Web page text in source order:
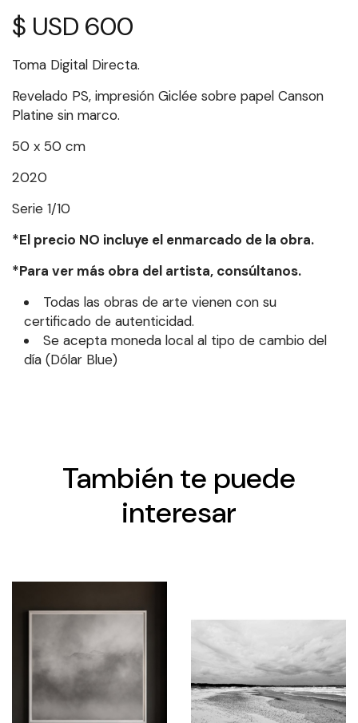
$ 600
Toma Digital Directa.
Revelado PS, impresión Giclée sobre papel Canson
Platine sin marco.
50 x 50 cm
2020
Serie 1/10
*El precio NO incluye el enmarcado de la obra.
*Para ver más obra del artista, consúltanos.
Todas las obras de arte vienen con su
certificado de autenticidad.
Se acepta moneda local al tipo de cambio del
día (Dólar Blue)
También te puede
interesar